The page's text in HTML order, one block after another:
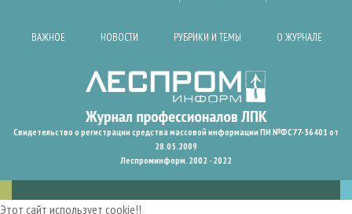
ВАЖНОЕ НОВОСТИ РУБРИКИ И ТЕМЫ О ЖУРНАЛЕ
Свидетельство о регистрации средства массовой информации ПИ №ФС77-36401 от
28.05.2009
Леспроминформ. 2002 - 2022
Этот сайт использует cookie!!